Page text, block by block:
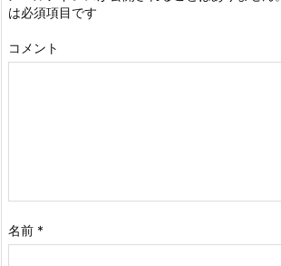
は必須項目です
コメント
名前 *